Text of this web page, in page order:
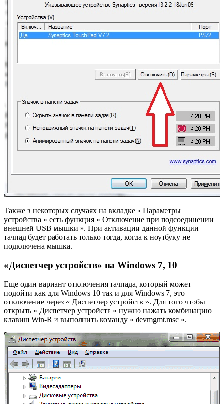
Также в некоторых случаях на вкладке « Параметры
устройства » есть функция « Отключение при подсоединении
внешней USB мышки ». При активации данной функции
тачпад будет работать только тогда, когда к ноутбуку не
подключена мышка.
«Диспетчер устройств» на Windows 7, 10
Еще один вариант отключения тачпада, который может
подойти как для Windows 10 так и для Windows 7, это
отключение через « Диспетчер устройств ». Для того чтобы
открыть « Диспетчер устройств » нужно нажать комбинацию
клавиш Win-R и выполнить команду « devmgmt.msc ».